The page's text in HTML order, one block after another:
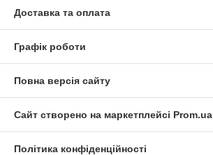
Доставка та оплата
Графік роботи
Повна версія сайту
Сайт створено на маркетплейсі Prom.ua
Політика конфіденційності